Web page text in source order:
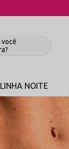
LINHA NOITE